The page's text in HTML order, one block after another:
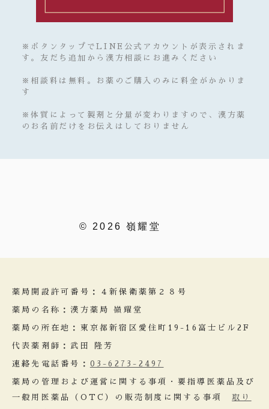
※ボタンタップでLINE公式アカウントが表示されま
す。友だち追加から漢方相談にお進みください
※相談料は無料。お薬のご購入のみに料金がかかりま
す
※体質によって製剤と分量が変わりますので、漢方薬
のお名前だけをお伝えはしておりません
© 2026 嶺耀堂
薬局開設許可番号：４新保衛薬第２８号
薬局の名称：漢方薬局 嶺耀堂
薬局の所在地：東京都新宿区愛住町19-16富士ビル2F
代表薬剤師：武田 隆芳
連絡先電話番号： 03-6273-2497
薬局の管理および運営に関する事項・要指導医薬品及び
一般用医薬品（OTC）の販売制度に関する事項取り